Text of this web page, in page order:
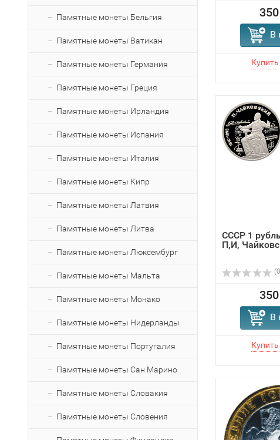
Памятные монеты Бельгия
Памятные монеты Ватикан
Памятные монеты Германия
Памятные монеты Греция
Памятные монеты Ирландия
Памятные монеты Испания
Памятные монеты Италия
Памятные монеты Кипр
Памятные монеты Латвия
Памятные монеты Литва
Памятные монеты Люксембург
Памятные монеты Мальта
Памятные монеты Монако
Памятные монеты Нидерланды
Памятные монеты Португалия
Памятные монеты Сан Марино
Памятные монеты Словакия
Памятные монеты Словения
В
СССР 1
П,И,
В